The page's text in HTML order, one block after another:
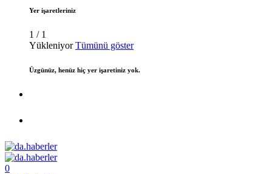
Yer işaretleriniz
1 / 1
YükleniyorTümünü göster
Üzgünüz, henüz hiç yer işaretiniz yok.
0